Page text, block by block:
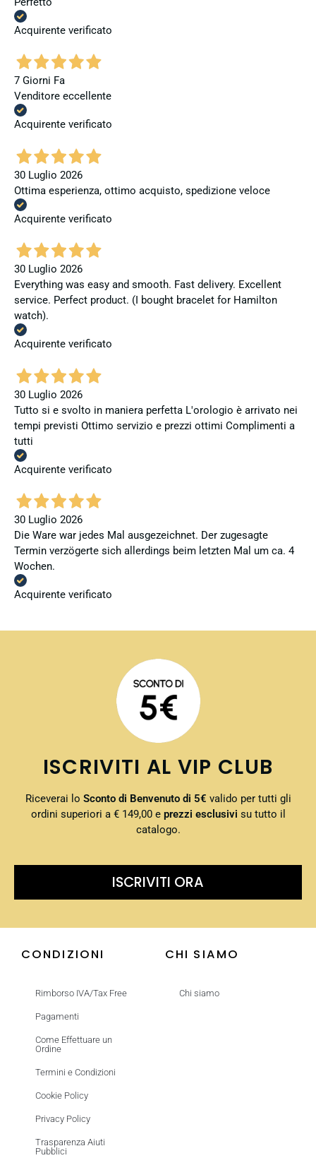
Acquirente verificato
7 Giorni Fa
Venditore eccellente
Acquirente verificato
30 Luglio 2026
Ottima esperienza, ottimo acquisto, spedizione veloce
Acquirente verificato
30 Luglio 2026
Everything was easy and smooth. Fast delivery. Excellent
service. Perfect product. (I bought bracelet for Hamilton
watch).
Acquirente verificato
30 Luglio 2026
Tutto si e svolto in maniera perfetta L'orologio è arrivato nei
tempi previsti Ottimo servizio e prezzi ottimi Complimenti a
tutti
Acquirente verificato
30 Luglio 2026
Die Ware war jedes Mal ausgezeichnet. Der zugesagte
Termin verzögerte sich allerdings beim letzten Mal um ca. 4
Wochen.
Acquirente verificato
ISCRIVITI AL VIP CLUB
Riceverai lo Sconto di Benvenuto di 5€ valido per tutti gli
ordini superiori a € 149,00 e prezzi esclusivi su tutto il
catalogo.
ISCRIVITI ORA
CONDIZIONI
Rimborso IVA/Tax Free
Pagamenti
Come Effettuare un
Ordine
Termini e Condizioni
Cookie Policy
Privacy Policy
Trasparenza Aiuti
Pubblici
CHI SIAMO
Chi siamo